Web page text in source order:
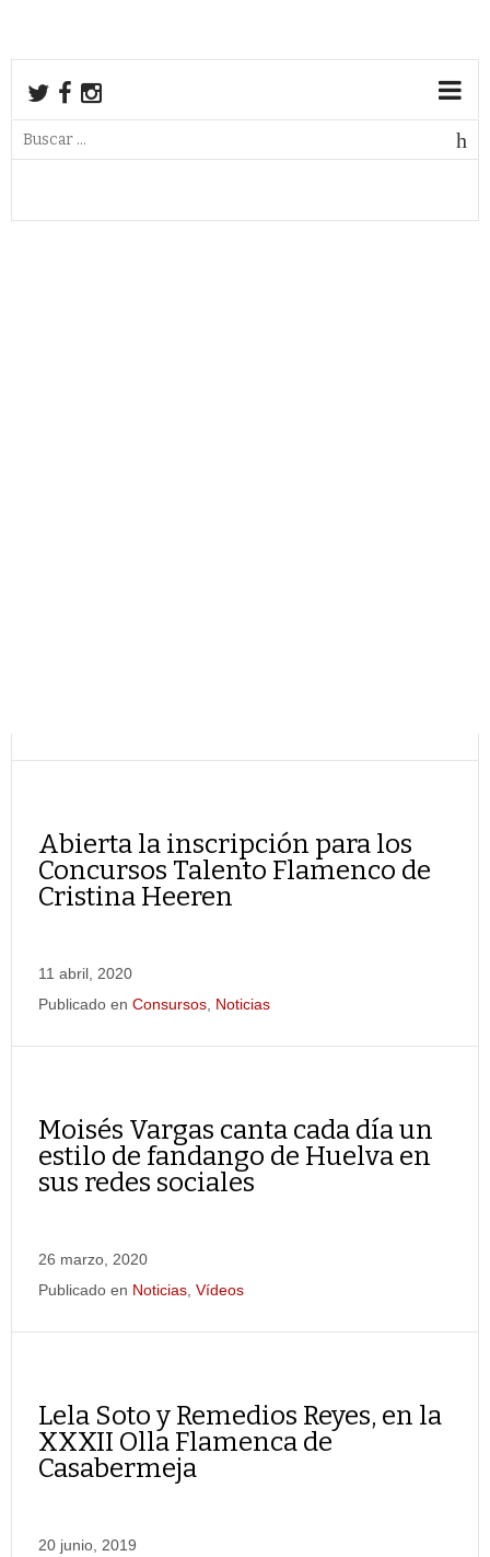
Abierta la inscripción para los
Concursos Talento Flamenco de
Cristina Heeren
11 abril, 2020
Publicado en Consursos Noticias
Moisés Vargas canta cada día un
estilo de fandango de Huelva en
sus redes sociales
26 marzo, 2020
Publicado en Noticias Vídeos
Lela Soto y Remedios Reyes, en la
XXXII Olla Flamenca de
Casabermeja
20 junio, 2019